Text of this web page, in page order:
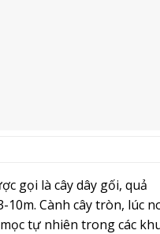
gọi là cây dây gối, quả
10m. Cành cây tròn, lúc
tự nhiên trong các